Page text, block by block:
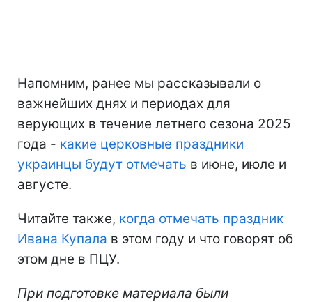
Напомним, ранее мы рассказывали о
важнейших днях и периодах для
верующих в течение летнего сезона 2025
года - какие церковные праздники
украинцы будут отмечать в июне, июле и
августе.
Читайте также, когда отмечать праздник
Ивана Купала в этом году и что говорят об
этом дне в ПЦУ.
При подготовке материала были